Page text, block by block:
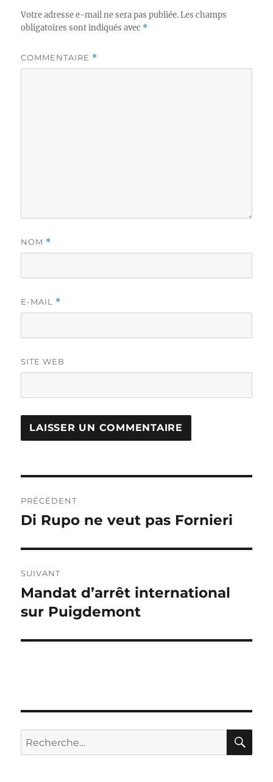
Votre adresse e-mail ne sera pas publiée. Les champs
obligatoires sont indiqués avec *
COMMENTAIRE *
NOM *
E-MAIL *
SITE WEB
de
PRÉCÉDENT
Publication
Di Rupo ne veut pas Fornieri
SUIVANT
Publication
suivante :
Mandat d’arrêt international
sur Puigdemont
Recherche
pour :